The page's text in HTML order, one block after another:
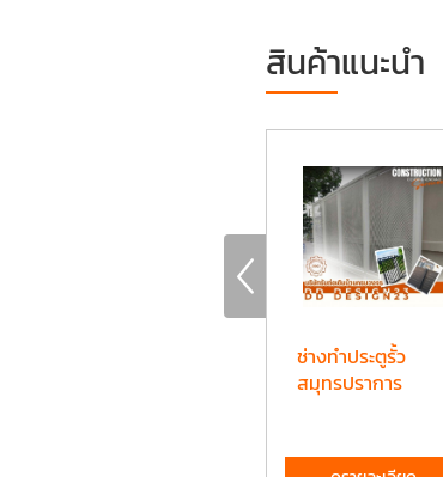
สินค้าแนะนำ
ช่างทำประตูรั้ว
สมุทรปราการ